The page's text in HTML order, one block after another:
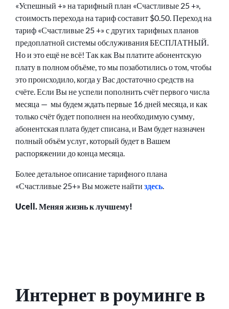
«Успешный +» на тарифный план «Счастливые 25 +»,
стоимость перехода на тариф составит $0.50. Переход на
тариф «Счастливые 25 +» с других тарифных планов
предоплатной системы обслуживания БЕСПЛАТНЫЙ.
Но и это ещё не всё! Так как Вы платите абонентскую
плату в полном объёме, то мы позаботились о том, чтобы
это происходило, когда у Вас достаточно средств на
счёте. Если Вы не успели пополнить счёт первого числа
месяца — мы будем ждать первые 16 дней месяца, и как
только счёт будет пополнен на необходимую сумму,
абонентская плата будет списана, и Вам будет назначен
полный объём услуг, который будет в Вашем
распоряжении до конца месяца.
Более детальное описание тарифного плана
«Счастливые 25+» Вы можете найти здесь.
Ucell. Меняя жизнь к лучшему!
Интернет в роуминге в